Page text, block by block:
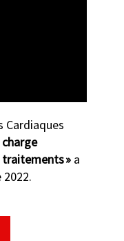
Cardiaques
charge
traitements» a